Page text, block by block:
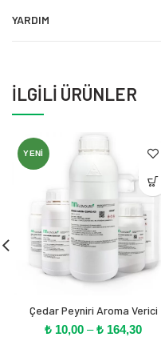
YARDIM
İLGILI ÜRÜNLER
YENI
Çedar Peyniri Aroma Verici
₺ 10,00 –₺ 164,30Fiyat